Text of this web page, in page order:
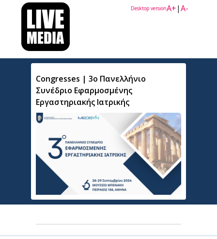
A+|A-
Desktop version
Congresses | 3ο Πανελλήνιο
Συνέδριο Εφαρμοσμένης
Εργαστηριακής Ιατρικής